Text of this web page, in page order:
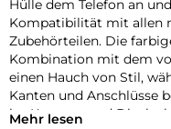
Hülle dem Telefon an
Kompatibilität mit allen
Zubehörteilen. Die
Kombination mit dem
einen Hauch von Stil,
Kanten und Anschlüsse
im Kamera- und
Mehr lesen